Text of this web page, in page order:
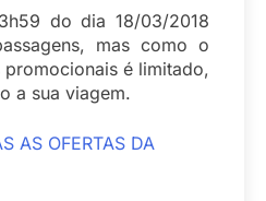
do dia 18/03/2018
mas como o
promocionais é limitado,
a sua viagem.
AS OFERTAS DA